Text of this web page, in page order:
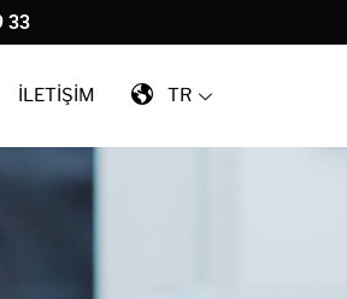
33
İLETİŞİM TR